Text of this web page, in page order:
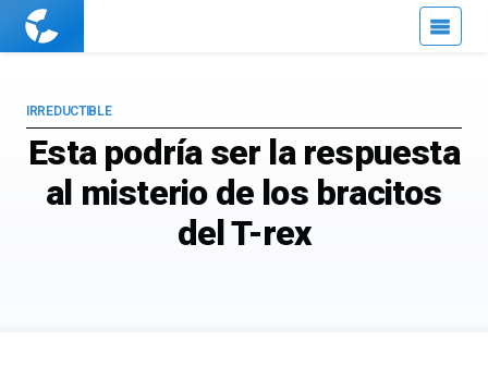
Cuaderno
Esta podría ser la respuesta
al misterio de los bracitos
del T-rex
IRREDUCTIBLE